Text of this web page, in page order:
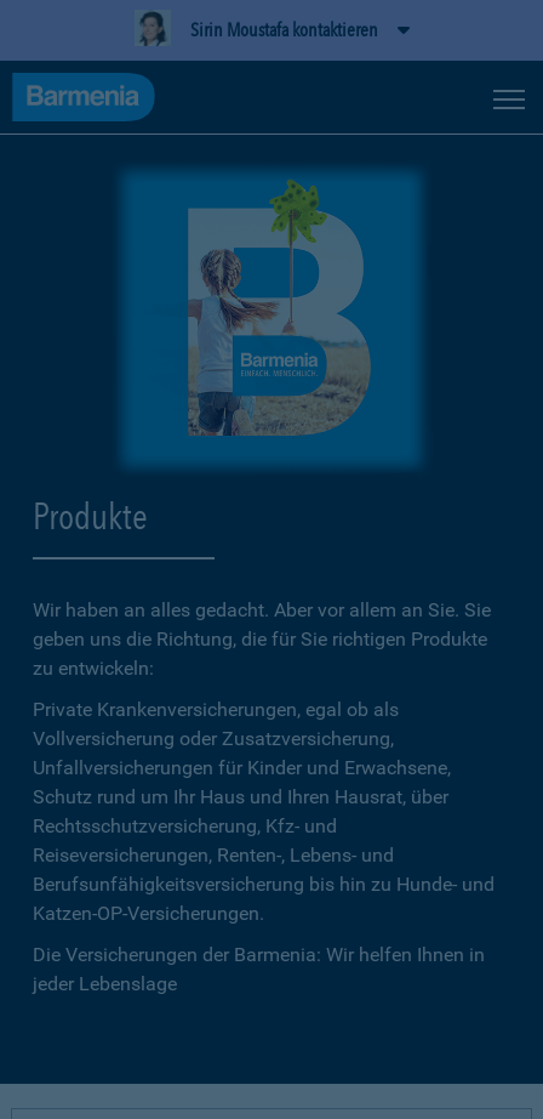
Sirin Moustafa kontaktieren
Produkte
Wir haben an alles gedacht. Aber vor allem an Sie. Sie
geben uns die Richtung, die für Sie richtigen Produkte
zu entwickeln:
Private Krankenversicherungen, egal ob als
Vollversicherung oder Zusatzversicherung,
Unfallversicherungen für Kinder und Erwachsene,
Schutz rund um Ihr Haus und Ihren Hausrat, über
Rechtsschutzversicherung, Kfz- und
Reiseversicherungen, Renten-, Lebens- und
Berufsunfähigkeitsversicherung bis hin zu Hunde- und
Katzen-OP-Versicherungen.
Die Versicherungen der Barmenia: Wir helfen Ihnen in
jeder Lebenslage